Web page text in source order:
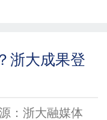
浙大成果登
：浙大融媒体